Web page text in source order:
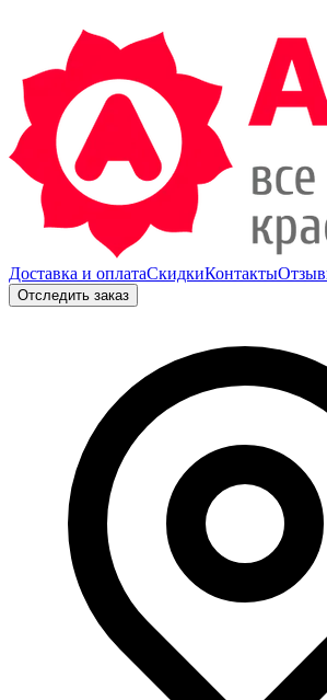
Доставка и оплатаСкидкиКонтакты
Отследить заказ